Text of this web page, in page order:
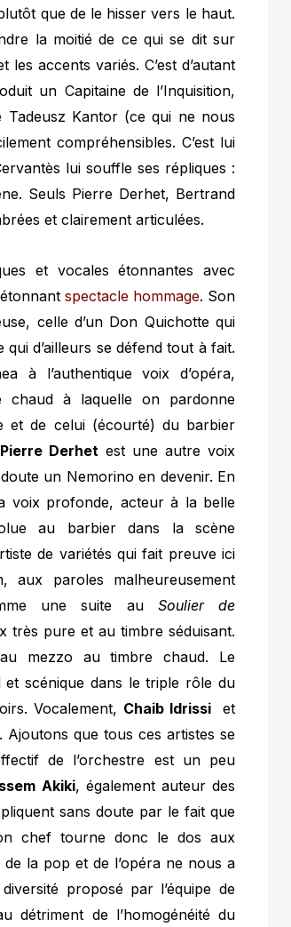
que de le hisser vers le haut.
la moitié de ce qui se dit sur
accents variés. C’est d’autant
un Capitaine de l’Inquisition,
Tadeusz Kantor (ce qui ne nous
compréhensibles. C’est lui
lui souffle ses répliques :
Seuls Pierre Derhet, Bertrand
et clairement articulées.
et vocales étonnantes avec
spectacle hommage. Son
celle d’un Don Quichotte qui
d’ailleurs se défend tout à fait.
à l’authentique voix d’opéra,
à laquelle on pardonne
et de celui (écourté) du barbier
Pierre Derhet est une autre voix
un Nemorino en devenir. En
voix profonde, acteur à la belle
au barbier dans la scène
de variétés qui fait preuve ici
paroles malheureusement
une suite au Soulier de
très pure et au timbre séduisant.
mezzo au timbre chaud. Le
scénique dans le triple rôle du
Vocalement, Chaib Idrissi
et
Ajoutons que tous ces artistes se
de l’orchestre est un peu
Akiki, également auteur des
sans doute par le fait que
chef tourne donc le dos aux
la pop et de l’opéra ne nous a
proposé par l’équipe de
détriment de l’homogénéité du